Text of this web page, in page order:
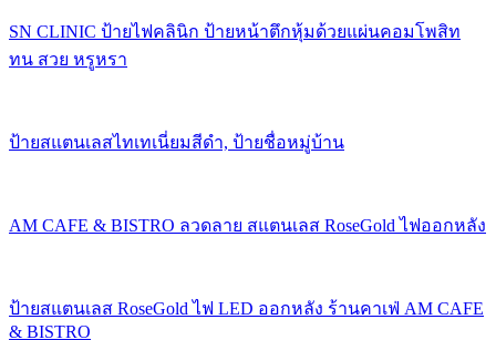
SN CLINIC ป้ายไฟคลินิก ป้ายหน้าตึกหุ้มด้วยแผ่นคอมโพสิท
ทน สวย หรูหรา
ป้ายสแตนเลสไทเทเนี่ยมสีดำ, ป้ายชื่อหมู่บ้าน
AM CAFE & BISTRO ลวดลาย สแตนเลส RoseGold ไฟออกหลัง
ป้ายสแตนเลส RoseGold ไฟ LED ออกหลัง ร้านคาเฟ่ AM CAFE
& BISTRO